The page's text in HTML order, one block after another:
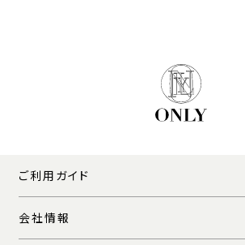
ご利用ガイド
会社情報